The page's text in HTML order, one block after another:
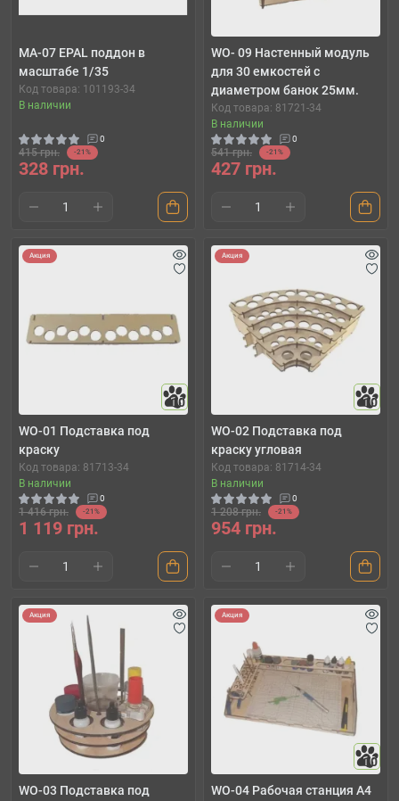
MA-07 EPAL поддон в
масштабе 1/35
Код товара: 101193-34
В наличии
0
415 грн. -21%
328 грн.
WO- 09 Настенный модуль
для 30 емкостей с
диаметром банок 25мм.
Код товара: 81721-34
В наличии
0
541 грн. -21%
427 грн.
Акция
10
WO-01 Подставка под
краску
Код товара: 81713-34
В наличии
0
1 416 грн. -21%
1 119 грн.
Акция
10
WO-02 Подставка под
краску угловая
Код товара: 81714-34
В наличии
0
1 208 грн. -21%
954 грн.
Акция
WO-03 Подставка под
Акция
10
WO-04 Рабочая станция A4